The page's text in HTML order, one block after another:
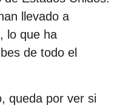
llevado a
lo que ha
de todo el
queda por ver si